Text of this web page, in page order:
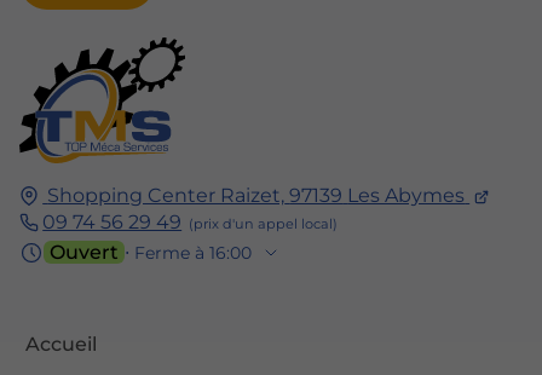
Shopping Center Raizet, 97139 Les Abymes
09 74 56 29 49
Ouvert ⋅ Ferme à 16:00
Accueil